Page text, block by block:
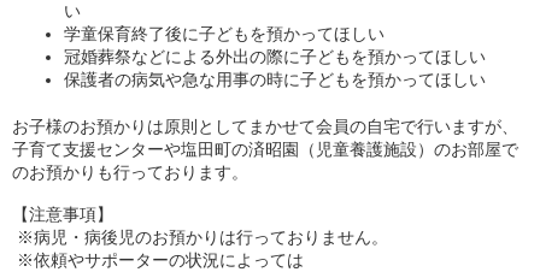
い
学童保育終了後に子どもを預かってほしい
冠婚葬祭などによる外出の際に子どもを預かってほしい
保護者の病気や急な用事の時に子どもを預かってほしい
お子様のお預かりは原則としてまかせて会員の自宅で行いますが、
子育て支援センターや塩田町の済昭園（児童養護施設）のお部屋で
のお預かりも行っております。
【注意事項】
※病児・病後児のお預かりは行っておりません。
※依頼やサポーターの状況によっては